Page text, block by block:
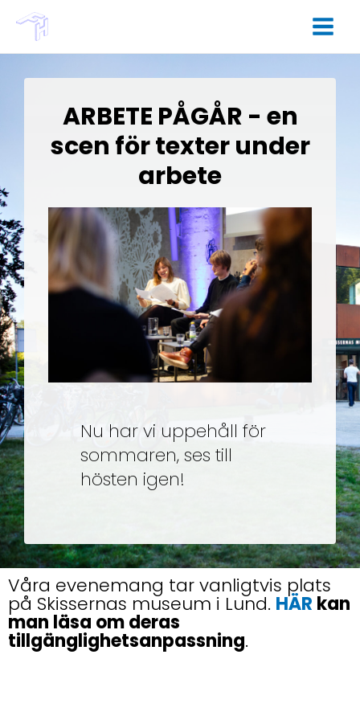
ARBETE PÅGÅR - en
scen för texter under
arbete
Nu har vi uppehåll för
sommaren, ses till
hösten igen!
Våra evenemang tar vanligtvis plats
på Skissernas museum i Lund. HÄR kan
man läsa om deras
tillgänglighetsanpassning.